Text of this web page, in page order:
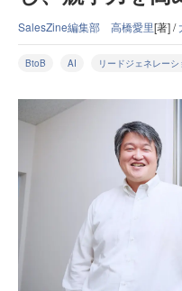
SalesZine編集部 高橋愛里[著] /
BtoB AI リードジェネレーシ